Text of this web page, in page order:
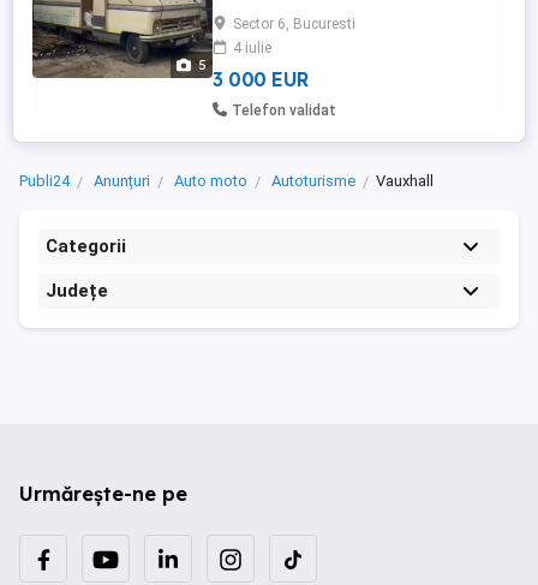
5
primei înmatriculări: 18.07.1979 Categorie
M1 Un spațiu mare pentru modificari
moderne, Schița oferita fiind viziunea mea
pe proiectul masinii. Baie ...
Sector 6, Bucuresti
4 iulie
3 000 EUR
Telefon validat
Publi24 Anunțuri Auto moto Autoturisme Vauxhall
Categorii
Județe
Urmărește-ne pe